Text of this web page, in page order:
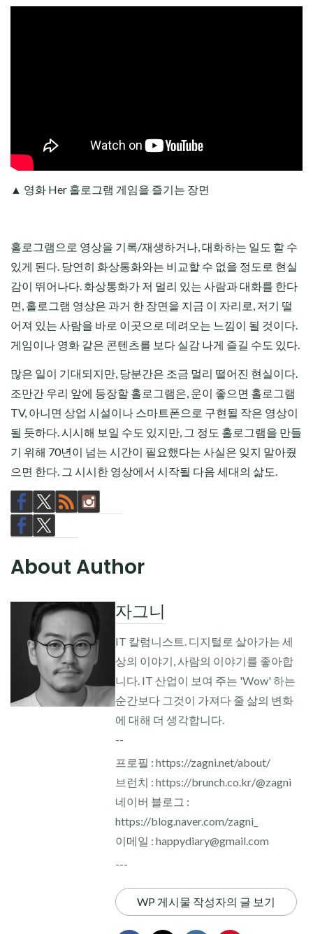
▲ 영화 Her 홀로그램 게임을 즐기는 장면
홀로그램으로 영상을 기록/재생하거나, 대화하는 일도 할 수
있게 된다. 당연히 화상통화와는 비교할 수 없을 정도로 현실
감이 뛰어나다. 화상통화가 저 멀리 있는 사람과 대화를 한다
면, 홀로그램 영상은 과거 한 장면을 지금 이 자리로, 저기 떨
어져 있는 사람을 바로 이곳으로 데려오는 느낌이 될 것이다.
게임이나 영화 같은 콘텐츠를 보다 실감 나게 즐길 수도 있다.
많은 일이 기대되지만, 당분간은 조금 멀리 떨어진 현실이다.
조만간 우리 앞에 등장할 홀로그램은, 운이 좋으면 홀로그램
TV, 아니면 상업 시설이나 스마트폰으로 구현될 작은 영상이
될 듯하다. 시시해 보일 수도 있지만, 그 정도 홀로그램을 만들
기 위해 70년이 넘는 시간이 필요했다는 사실은 잊지 말아줬
으면 한다. 그 시시한 영상에서 시작될 다음 세대의 삶도.
About Author
자그니
IT 칼럼니스트. 디지털로 살아가는 세
상의 이야기, 사람의 이야기를 좋아합
니다. IT 산업이 보여 주는 'Wow' 하는
순간보다 그것이 가져다 줄 삶의 변화
에 대해 더 생각합니다.
--
프로필 : https://zagni.net/about/
브런치 : https://brunch.co.kr/@zagni
네이버 블로그 :
https://blog.naver.com/zagni_
이메일 : happydiary@gmail.com
---
WP 게시물 작성자의 글 보기